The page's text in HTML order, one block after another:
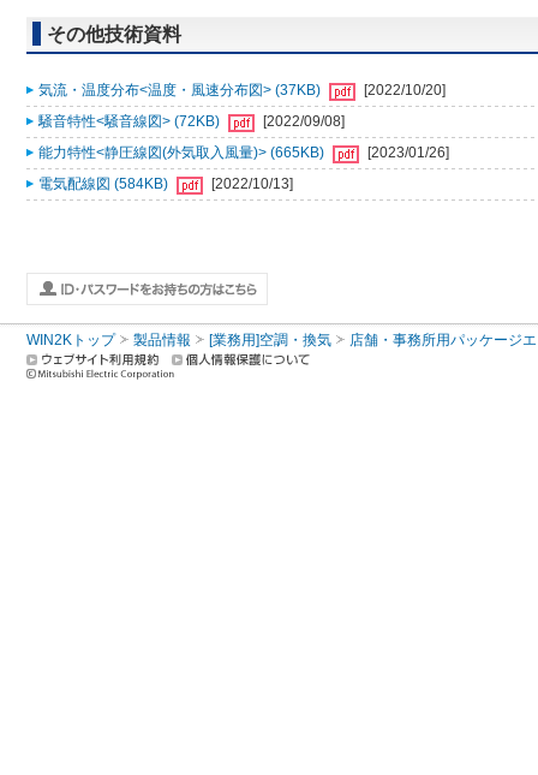
その他技術資料
気流・温度分布<温度・風速分布図> (37KB)
[2022/10/20]
騒音特性<騒音線図> (72KB)
[2022/09/08]
能力特性<静圧線図(外気取入風量)> (665KB)
[2023/01/26]
電気配線図 (584KB)
[2022/10/13]
WIN2Kトップ 製品情報 [業務用]空調・換気 店舗・事務所用パッケージ